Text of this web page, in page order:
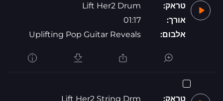
טראק:
Lift Her2 Drum
אורך:
01:17
אלבום:
Uplifting Pop Guitar Reveals
טראק:
Lift Her2 String Drm